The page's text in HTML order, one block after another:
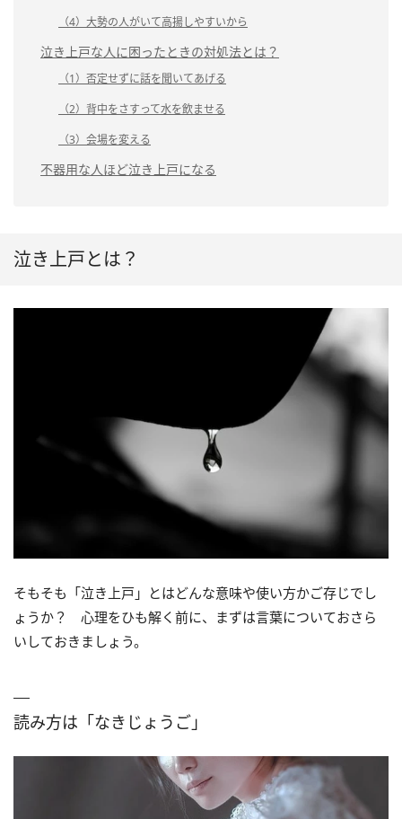
（4）大勢の人がいて高揚しやすいから
泣き上戸な人に困ったときの対処法とは？
（1）否定せずに話を聞いてあげる
（2）背中をさすって水を飲ませる
（3）会場を変える
不器用な人ほど泣き上戸になる
泣き上戸とは？
そもそも「泣き上戸」とはどんな意味や使い方かご存じでし
ょうか？ 心理をひも解く前に、まずは言葉についておさら
いしておきましょう。
読み方は「なきじょうご」